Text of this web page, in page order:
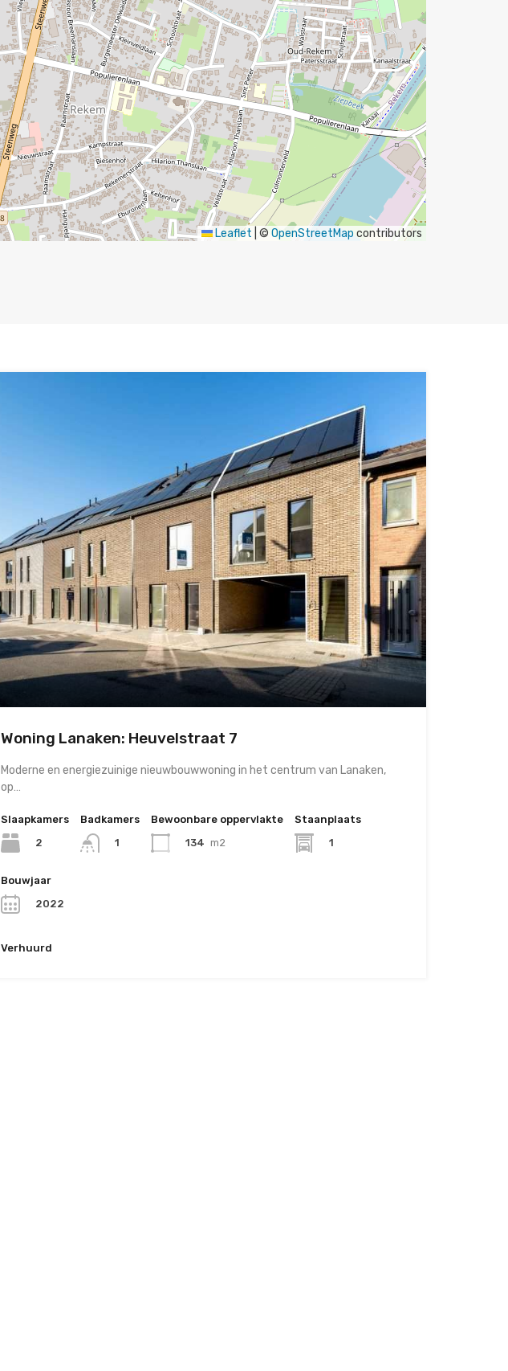
Leaflet © OpenStreetMap contributors
Woning Lanaken: Heuvelstraat 7
Moderne en energiezuinige nieuwbouwwoning in het centrum van Lanaken,
op…
Slaapkamers
2
Badkamers
1
Bewoonbare oppervlakte
134 m2
Staanplaats
1
Bouwjaar
2022
Verhuurd